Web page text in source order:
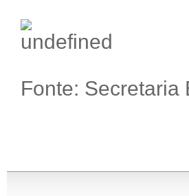
Fonte: Secretaria